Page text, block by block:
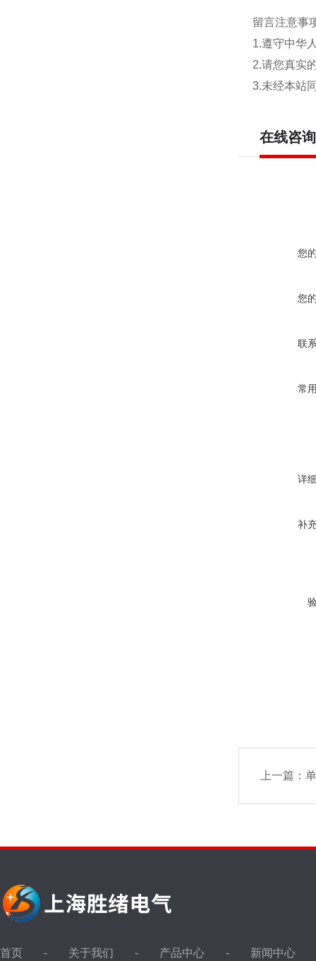
留言注意事
1.遵守中华
2.请您真实
3.未经本站
在线咨询
您
您
联
常
详
补
上一篇：
首页 关于我们 产品中心 新闻中心